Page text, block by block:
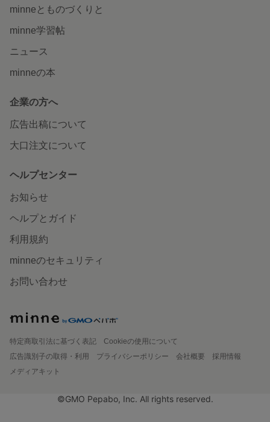
minneとものづくりと
minne学習帖
ニュース
minneの本
企業の方へ
広告出稿について
大口注文について
ヘルプセンター
お知らせ
ヘルプとガイド
利用規約
minneのセキュリティ
お問い合わせ
特定商取引法に基づく表記
Cookieの使用について
広告識別子の取得・利用
プライバシーポリシー 会社概要
採用情報
メディアキット
©GMO Pepabo, Inc. All rights reserved.